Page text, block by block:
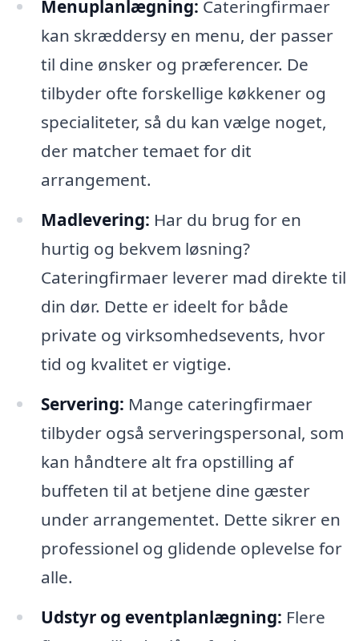
Menuplanlægning: Cateringfirmaer
kan skræddersy en menu, der passer
til dine ønsker og præferencer. De
tilbyder ofte forskellige køkkener og
specialiteter, så du kan vælge noget,
der matcher temaet for dit
arrangement.
Madlevering: Har du brug for en
hurtig og bekvem løsning?
Cateringfirmaer leverer mad direkte til
din dør. Dette er ideelt for både
private og virksomhedsevents, hvor
tid og kvalitet er vigtige.
Servering: Mange cateringfirmaer
tilbyder også serveringspersonal, som
kan håndtere alt fra opstilling af
buffeten til at betjene dine gæster
under arrangementet. Dette sikrer en
professionel og glidende oplevelse for
alle.
Udstyr og eventplanlægning: Flere